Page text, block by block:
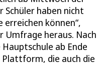
Schüler haben nicht
erreichen können“,
Umfrage heraus. Nach
ab Ende
Plattform, die auch die